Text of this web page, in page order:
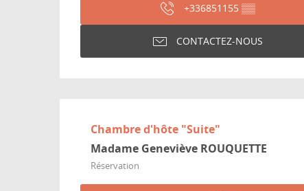
+336851155 ▒▒
CONTACTEZ-NOUS
Chambre d'hôte "Suite"
Madame Geneviève ROUQUETTE
Réservation